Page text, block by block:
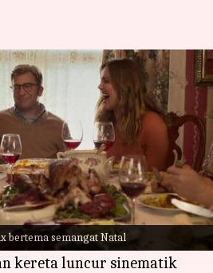
bertema semangat Natal
Liburan Natal
Max
2023 11:04 am
kisah-kisah yang
yang
tiba!
kereta luncur sinematik